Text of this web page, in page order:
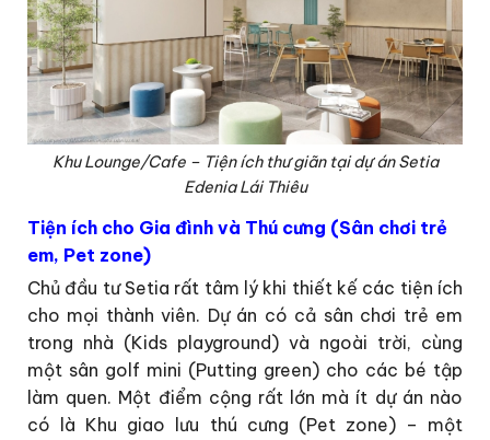
Khu Lounge/Cafe – Tiện ích thư giãn tại dự án Setia
Edenia Lái Thiêu
Tiện ích cho Gia đình và Thú cưng (Sân chơi trẻ
em, Pet zone)
Chủ đầu tư Setia rất tâm lý khi thiết kế các tiện ích
cho mọi thành viên. Dự án có cả sân chơi trẻ em
trong nhà (Kids playground) và ngoài trời, cùng
một sân golf mini (Putting green) cho các bé tập
làm quen. Một điểm cộng rất lớn mà ít dự án nào
có là Khu giao lưu thú cưng (Pet zone) – một